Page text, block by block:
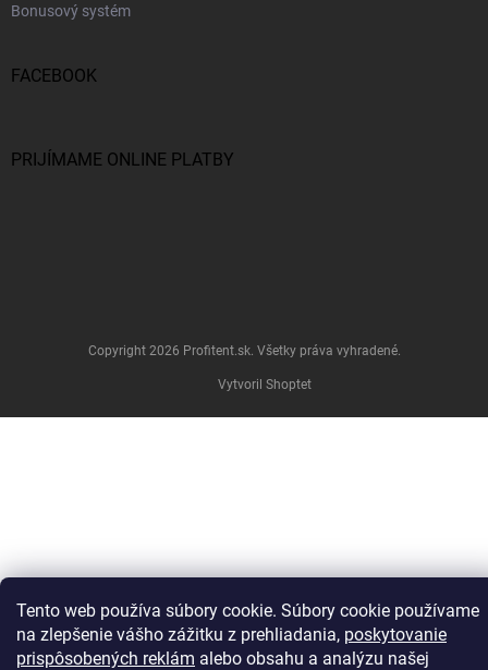
Tento web používa súbory cookie. Súbory cookie používame
na zlepšenie vášho zážitku z prehliadania, poskytovanie
prispôsobených reklám alebo obsahu a analýzu našej
Bonusový systém
FACEBOOK
PRIJÍMAME ONLINE PLATBY
Vytvoril Shoptet
Copyright 2026 Profitent.sk. Všetky práva vyhradené.